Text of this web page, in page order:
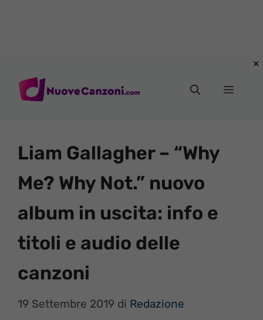
Menu
Liam Gallagher – “Why
Me? Why Not.” nuovo
album in uscita: info e
titoli e audio delle
canzoni
19 Settembre 2019 di Redazione